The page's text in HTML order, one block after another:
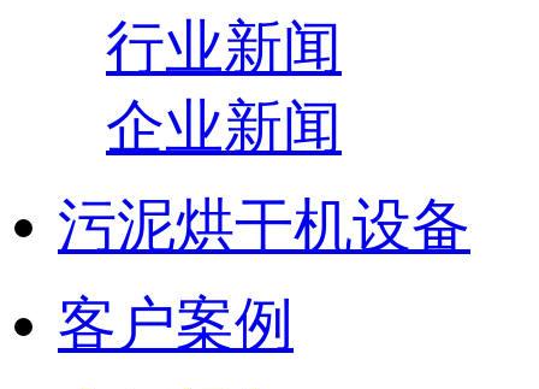
行业新闻
企业新闻
污泥烘干机设备
客户案例